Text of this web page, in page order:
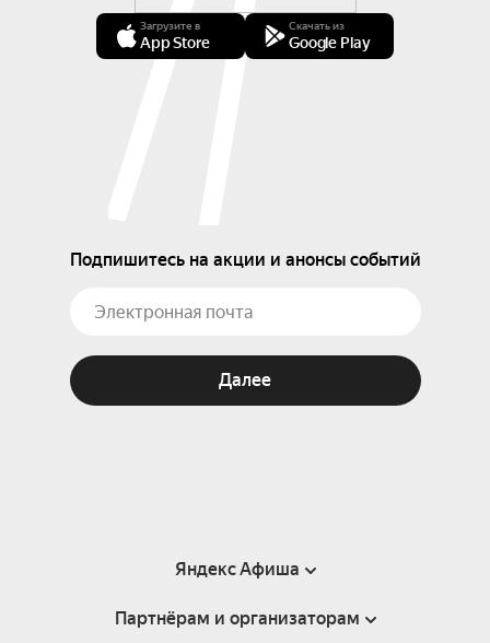
Загрузите в
App Store
Скачать из
Google Play
Подпишитесь на акции и анонсы событий
Далее
Яндекс Афиша
Справка
Партнёрам и организаторам